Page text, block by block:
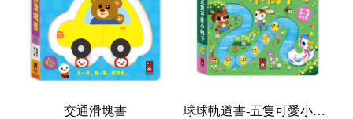
交通滑塊書 球球軌道書-五隻可愛小鴨子